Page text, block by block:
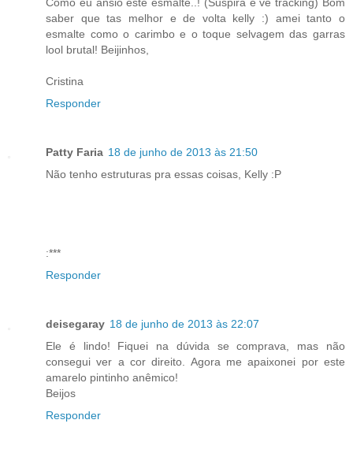
Como eu ansio este esmalte..! (Suspira e vê tracking) Bom
saber que tas melhor e de volta kelly :) amei tanto o
esmalte como o carimbo e o toque selvagem das garras
lool brutal! Beijinhos,
Cristina
Responder
Patty Faria 18 de junho de 2013 às 21:50
Não tenho estruturas pra essas coisas, Kelly :P
:***
Responder
deisegaray 18 de junho de 2013 às 22:07
Ele é lindo! Fiquei na dúvida se comprava, mas não
consegui ver a cor direito. Agora me apaixonei por este
amarelo pintinho anêmico!
Beijos
Responder